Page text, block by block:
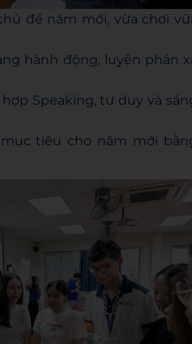
đề năm mới, vừa chơi
hành động, luyện phản
Speaking, tư duy và
tiêu cho năm mới